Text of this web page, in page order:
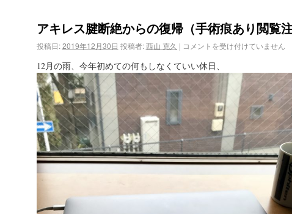
アキレス腱断絶からの復帰（手術痕あり閲覧注
投稿日: 2019年12月30日 投稿者: 西山 克久 | コメントを受け付けていません
12月の雨、今年初めての何もしなくていい休日、